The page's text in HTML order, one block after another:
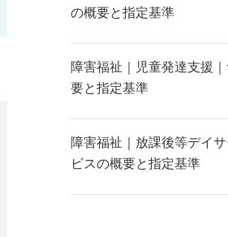
の概要と指定基準
障害福祉｜児童発達支援
要と指定基準
障害福祉｜放課後等デイ
ビスの概要と指定基準